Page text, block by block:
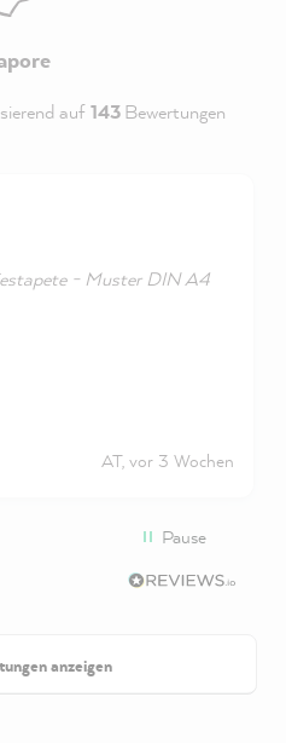
auf143Bewertungen
- Muster DIN A4
AT, vor 3 Wochen
Pause
anzeigen